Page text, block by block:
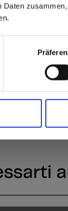
Daten
the Fundermax